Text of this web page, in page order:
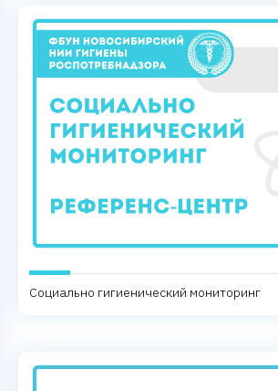
Социально гигиенический мониторинг